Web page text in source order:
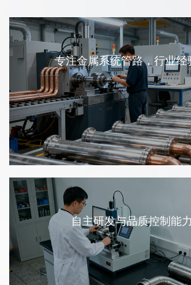
专注金属系统管路，行业经
自主研发与品质控制能